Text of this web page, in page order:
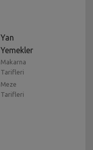
Yan
Yemekler
Makarna
Tarifleri
Meze
Tarifleri